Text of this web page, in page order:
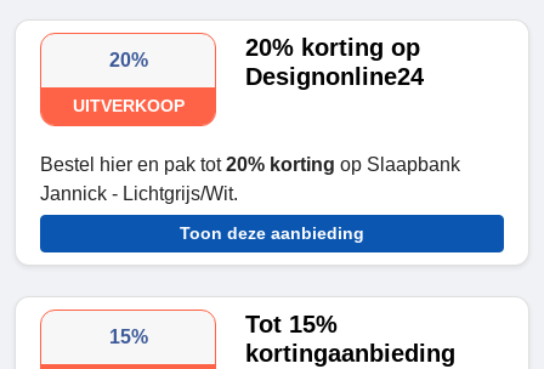
20%
UITVERKOOP
20% korting op
Designonline24
Bestel hier en pak tot20% korting op Slaapbank
Jannick - Lichtgrijs/Wit.
Toon deze aanbieding
15%
Tot 15%
kortingaanbieding